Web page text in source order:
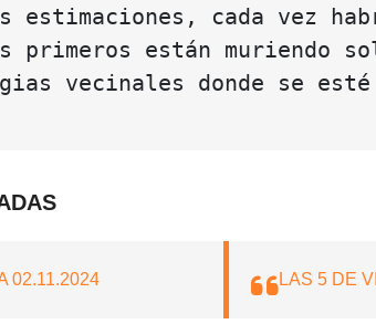
estimaciones, cada vez
primeros están muriendo
vecinales donde se
02.11.2024 LAS 5 DE